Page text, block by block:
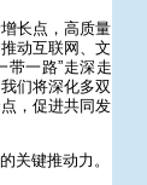
长点，高质量
动互联网、文
带一路”走深走
们将深化多双
，促进共同发
关键推动力。